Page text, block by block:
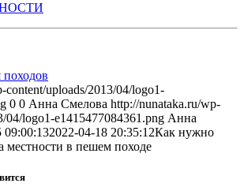
content/uploads/2013/04/logo1-
0 0 Анна Смелова http://nunataka.ru/wp-
04/logo1-e1415477084361.png Анна
09:00:132022-04-18 20:35:12Как нужно
местности в пешем походе